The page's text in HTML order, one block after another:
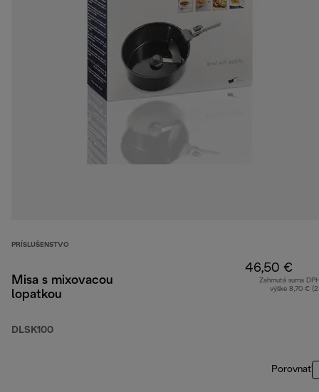
PRÍSLUŠENSTVO
Misa s mixovacou
lopatkou
DLSK100
46,50 €
Zahrnutá suma
výške 8,70 €
Porovnať